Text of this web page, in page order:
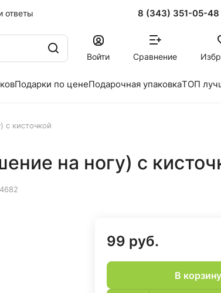
ответы 8 (343) 351-05-48
Войти Сравнение
Подарки по ценеПодарочная упаковкаТОП
с кисточкой
на ногу) с
99 руб.
В корзину